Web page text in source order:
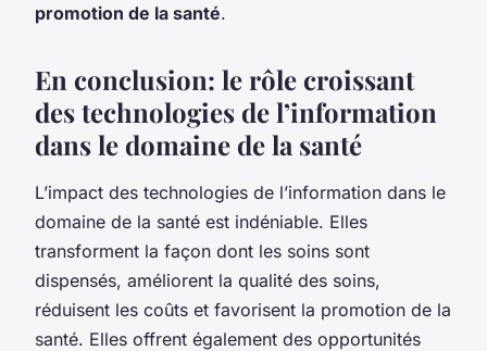
promotion de la santé.
En conclusion: le rôle croissant
des technologies de l’information
dans le domaine de la santé
L’impact des technologies de l’information dans le
domaine de la santé est indéniable. Elles
transforment la façon dont les soins sont
dispensés, améliorent la qualité des soins,
réduisent les coûts et favorisent la promotion de la
santé. Elles offrent également des opportunités